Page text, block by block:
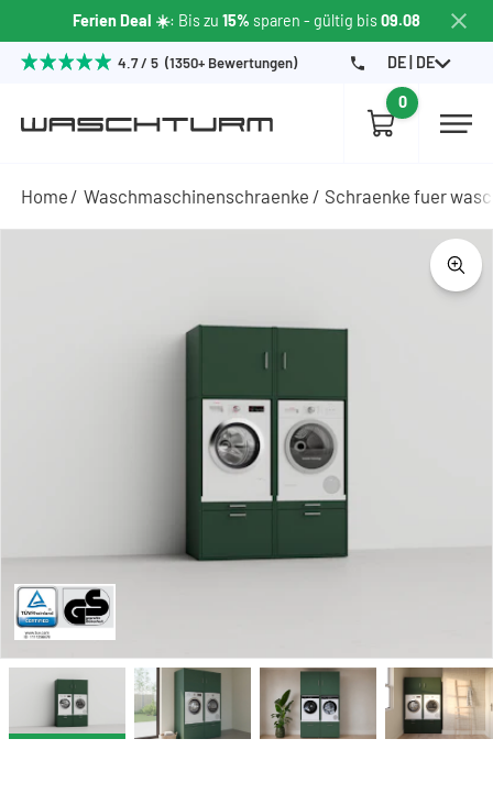
Ferien Deal ☀️: Bis zu 15% sparen - gültig bis09.08
4.7 / 5 (1350+ Bewertungen) DE | DE
0
Home Waschmaschinenschraenke Schraenke fuer